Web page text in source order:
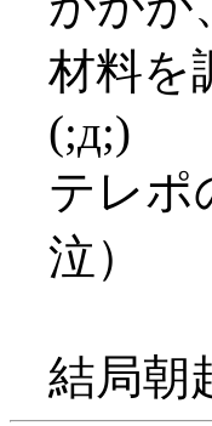
材料を
(;д;)
テレポ
泣）
結局朝